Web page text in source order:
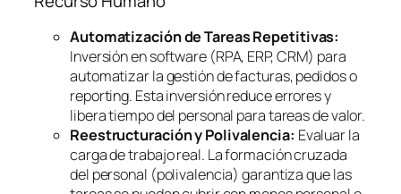
Automatización de Tareas Repetitivas:
Inversión ensoftware(RPA, ERP, CRM) para
automatizar la gestión de facturas, pedidos o
reporting. Esta inversión reduce errores y
libera tiempo del personal para tareas de valor.
Reestructuración y Polivalencia: Evaluar la
carga de trabajo real. La formación cruzada
del personal (polivalencia) garantiza que las